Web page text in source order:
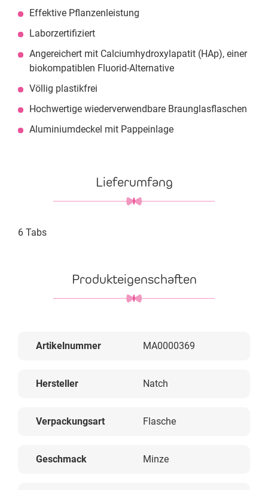
Effektive Pflanzenleistung
Laborzertifiziert
Angereichert mit Calciumhydroxylapatit (HAp), einer
biokompatiblen Fluorid-Alternative
Völlig plastikfrei
Hochwertige wiederverwendbare Braunglasflaschen
Aluminiumdeckel mit Pappeinlage
Lieferumfang
6 Tabs
Produkteigenschaften
Artikelnummer MA0000369
Hersteller Natch
Verpackungsart Flasche
Geschmack Minze